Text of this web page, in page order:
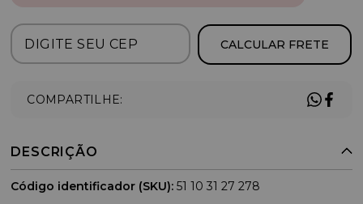
CALCULAR FRETE
COMPARTILHE:
DESCRIÇÃO
Código identificador (SKU): 51 10 31 27 278